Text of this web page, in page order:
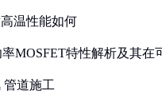
温性能如何
率MOSFET特性解析及其在
管道施工